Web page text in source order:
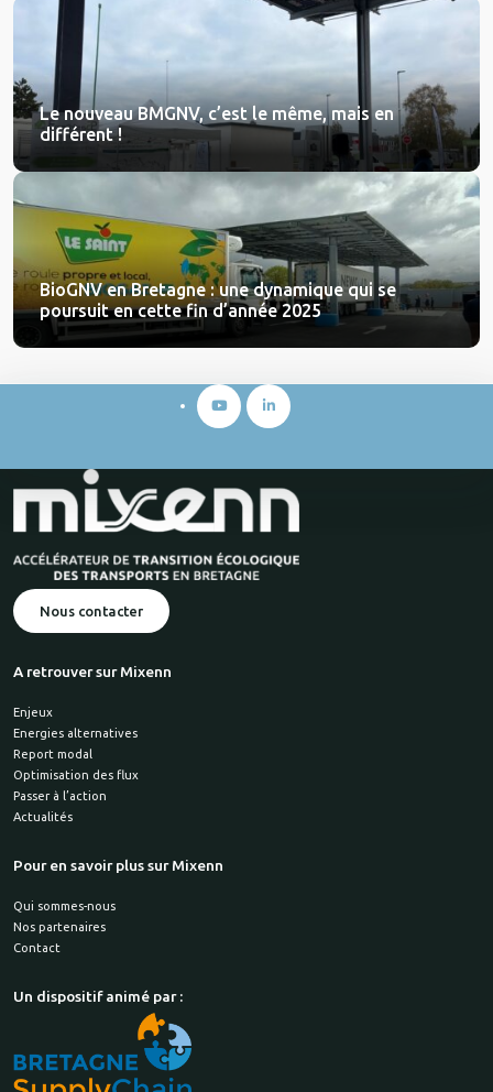
Le nouveau BMGNV, c’est le même, mais en
différent !
BioGNV en Bretagne : une dynamique qui se
poursuit en cette fin d’année 2025
Nous contacter
A retrouver sur Mixenn
Enjeux
Energies alternatives
Report modal
Optimisation des flux
Passer à l’action
Actualités
Pour en savoir plus sur Mixenn
Qui sommes-nous
Nos partenaires
Contact
Un dispositif animé par :